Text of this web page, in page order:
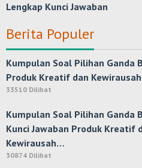
Lengkap Kunci Jawaban
Berita Populer
Kumpulan Soal Pilihan Ganda
Produk Kreatif dan
33510 Dilihat
Kumpulan Soal Pilihan Ganda
Kunci Jawaban Produk Kreatif
Kewirausah…
30874 Dilihat